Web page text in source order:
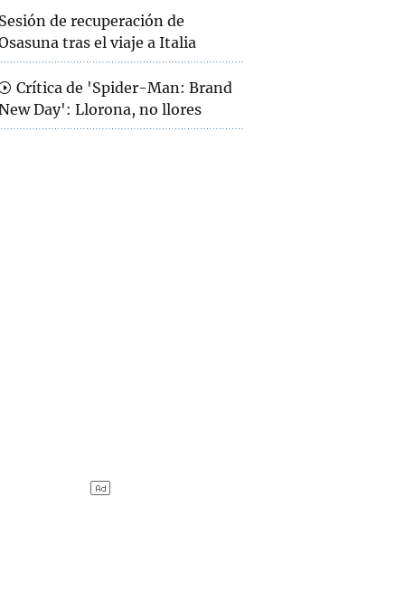
Sesión de recuperación de
tras el viaje a Italia
Crítica de 'Spider-Man: Brand
Day': Llorona, no llores